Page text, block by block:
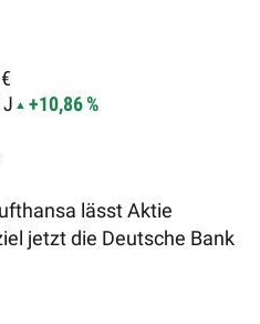
€
+10,86 %
lässt Aktie
jetzt die Deutsche Bank